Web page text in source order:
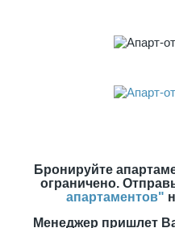
Бронируйте
ограничено.
апартаментов"
Менеджер пришлет